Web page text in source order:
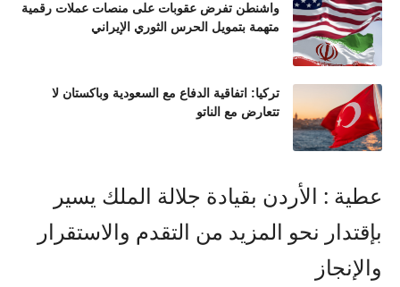
واشنطن تفرض عقوبات على منصات عملات رقمية
متهمة بتمويل الحرس الثوري الإيراني
تركيا: اتفاقية الدفاع مع السعودية وباكستان لا
تتعارض مع الناتو
عطية : الأردن بقيادة جلالة الملك يسير
بإقتدار نحو المزيد من التقدم والاستقرار
والإنجاز